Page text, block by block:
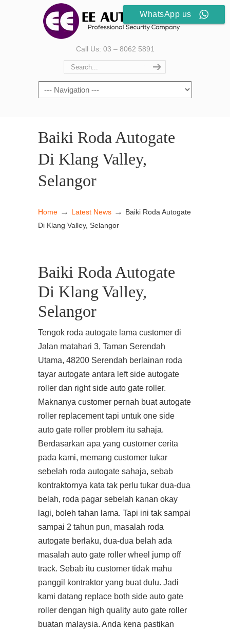
Call Us: 03 – 8062 5891
Baiki Roda Autogate
Di Klang Valley,
Selangor
Home → Latest News → Baiki Roda Autogate
Di Klang Valley, Selangor
Baiki Roda Autogate
Di Klang Valley,
Selangor
Tengok roda autogate lama customer di
Jalan matahari 3, Taman Serendah
Utama, 48200 Serendah berlainan roda
tayar autogate antara left side autogate
roller dan right side auto gate roller.
Maknanya customer pernah buat autogate
roller replacement tapi untuk one side
auto gate roller problem itu sahaja.
Berdasarkan apa yang customer cerita
pada kami, memang customer tukar
sebelah roda autogate sahaja, sebab
kontraktornya kata tak perlu tukar dua-dua
belah, roda pagar sebelah kanan okay
lagi, boleh tahan lama. Tapi ini tak sampai
sampai 2 tahun pun, masalah roda
autogate berlaku, dua-dua belah ada
masalah auto gate roller wheel jump off
track. Sebab itu customer tidak mahu
panggil kontraktor yang buat dulu. Jadi
kami datang replace both side auto gate
roller dengan high quality auto gate roller
buatan malaysia. Anda kena pastikan
WhatsApp us